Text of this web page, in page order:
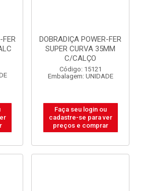
FER
DOBRADIÇA POWER-FER
SUPER CURVA 35MM
C/CALÇO
Código: 15121
Embalagem: UNIDADE
Faça seu login ou
cadastre-se para ver
preços e comprar